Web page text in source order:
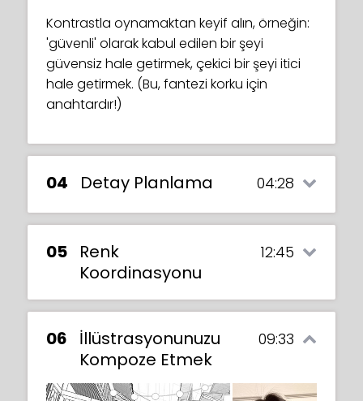
Kontrastla oynamaktan keyif alın, örneğin:
'güvenli' olarak kabul edilen bir şeyi
güvensiz hale getirmek, çekici bir şeyi itici
hale getirmek. (Bu, fantezi korku için
anahtardır!)
04 Detay Planlama 04:28
Bir sonraki adım, kıyafetler, aksesuarlar ve
05
Renk
Koordinasyonu
12:45
06
İllüstrasyonunuzu
Kompoze Etmek
09:33